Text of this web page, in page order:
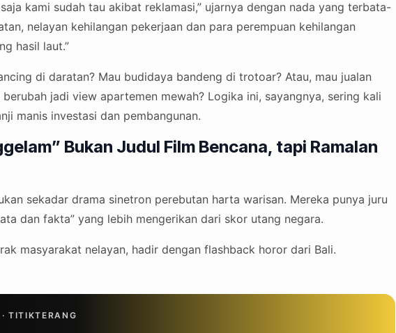
kami sudah tau akibat reklamasi,” ujarnya dengan nada yang terbata-
nelayan kehilangan pekerjaan dan para perempuan kehilangan
hasil laut.”
di daratan? Mau budidaya bandeng di trotoar? Atau, mau jualan
jadi view apartemen mewah? Logika ini, sayangnya, sering kali
manis investasi dan pembangunan.
Bukan Judul Film Bencana, tapi Ramalan
sekadar drama sinetron perebutan harta warisan. Mereka punya juru
dan fakta” yang lebih mengerikan dari skor utang negara.
masyarakat nelayan, hadir dengan flashback horor dari Bali.
TITIKTERANG